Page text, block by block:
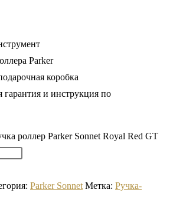
Parker
коробка
и инструкция по
роллер Parker Sonnet Royal Red GT
Parker Sonnet Метка: Ручка-